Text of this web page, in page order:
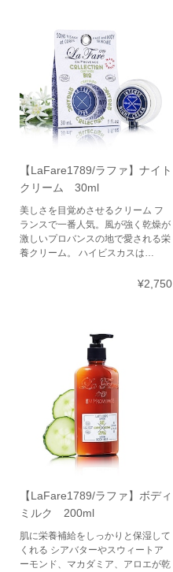
【LaFare1789/ラファ】ナイト
クリーム 30ml
美しさを目覚めさせるクリーム フ
ランスで一番人気。風が強く乾燥が
激しいプロバンスの地で愛される栄
養クリーム。 ハイビスカスは…
¥2,750
【LaFare1789/ラファ】ボディ
ミルク 200ml
肌に栄養補給をしっかりと保湿して
くれる シアバターやスウィートア
ーモンド、マカダミア、アロエが乾